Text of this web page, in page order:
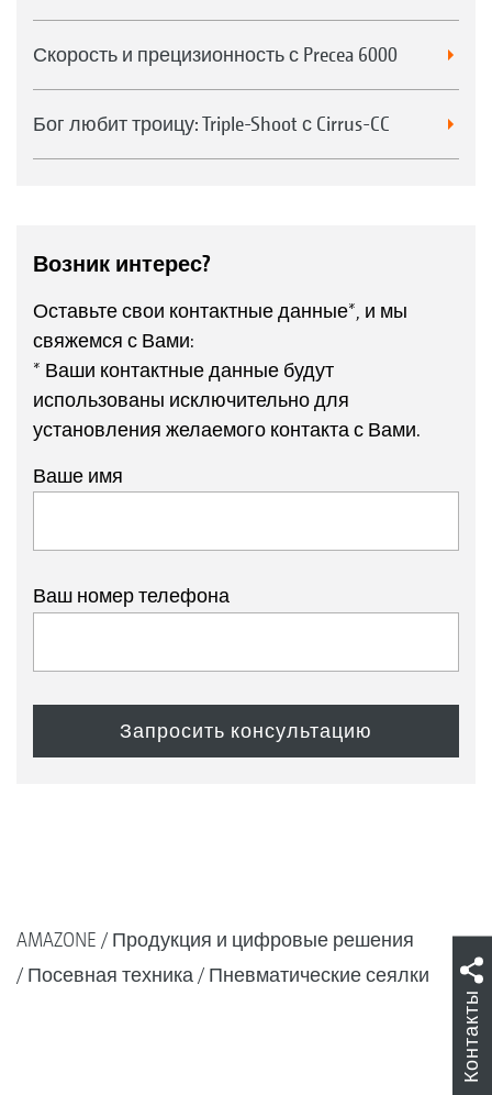
Скорость и прецизионность с Precea 6000
Бог любит троицу: Triple-Shoot с Cirrus-CC
Возник интерес?
Оставьте свои контактные данные*, и мы
свяжемся с Вами:
* Ваши контактные данные будут
использованы исключительно для
установления желаемого контакта с Вами.
Ваше имя
Ваш номер телефона
AMAZONE
Продукция и цифровые решения
Посевная техника
Пневматические сеялки
Контакты